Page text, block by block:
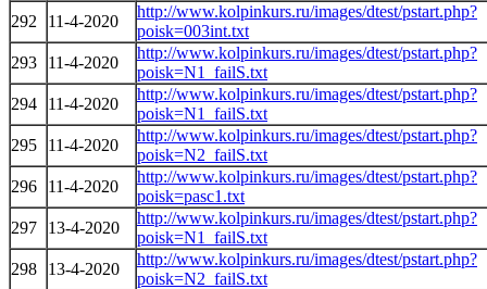
292
11-4-2020
http://www.kolpinkurs.ru/images/dtest/pstart.php?
poisk=003int.txt
293
11-4-2020
http://www.kolpinkurs.ru/images/dtest/pstart.php?
poisk=N1_failS.txt
294
11-4-2020
http://www.kolpinkurs.ru/images/dtest/pstart.php?
poisk=N1_failS.txt
295
11-4-2020
http://www.kolpinkurs.ru/images/dtest/pstart.php?
poisk=N2_failS.txt
296
11-4-2020
http://www.kolpinkurs.ru/images/dtest/pstart.php?
poisk=pasc1.txt
297
13-4-2020
http://www.kolpinkurs.ru/images/dtest/pstart.php?
poisk=N1_failS.txt
298
13-4-2020
http://www.kolpinkurs.ru/images/dtest/pstart.php?
poisk=N2_failS.txt